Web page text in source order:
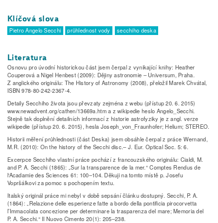
Klíčová slova
Pietro Angelo Secchi průhlednost vody secchiho deska
Literatura
Osnovu pro úvodní historickou část jsem čerpal z vynikající knihy: Heather
Couperová a Nigel Henbest (2009): Dějiny astronomie – Universum, Praha.
Z anglického originálu: The History of Astronomy (2008), přeložil Marek Chvátal,
ISBN 978-80-242-2367-4.
Detaily Secchiho života jsou převzaty zejména z webu (přístup 20. 6. 2015)
www.newadvent.org/cathen/13669a.htm a z wikipedie heslo Angelo_Secchi.
Stejně tak doplnění detailních informací z historie astrofyziky je z angl. verze
wikipedie (přístup 20. 6. 2015), hesla Joseph_von_Fraunhofer; Helium; STEREO.
Historii měření průhlednosti (část Deska) jsem obsáhle čerpal z práce Wernand,
M.R. (2010): On the history of the Secchi disc.– J. Eur. Optical Soc. 5: 6.
Excerpce Secchiho vlastní práce pochází z francouzského originálu: Cialdi, M.
and P. A. Secchi (1865): „Sur la transparence de la mer.“ Comptes Rendus de
l‘Acadamie des Sciences 61: 100–104. Děkuji na tomto místě p. Josefu
Vopršálkovi za pomoc s pochopením textu.
Italský originál práce mi nebyl v době sepsání článku dostupný. Secchi, P. A.
(1864): „Relazione delle esperienze fatte a bordo della pontificia pirocorvetta
l’Immacolata concezione per determinare la trasparenza del mare; Memoria del
P. A. Secchi.“ Il Nuovo Cimento 20(1): 205–238.